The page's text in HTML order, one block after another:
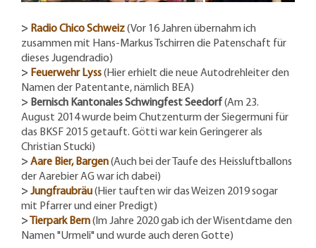
> Radio Chico Schweiz (Vor 16 Jahren übernahm ich
zusammen mit Hans-Markus Tschirren die Patenschaft für
dieses Jugendradio)
> Feuerwehr Lyss(Hier erhielt die neue Autodrehleiter den
Namen der Patentante, nämlich BEA)
> Bernisch Kantonales Schwingfest Seedorf(Am 23.
August 2014 wurde beim Chutzenturm der Siegermuni für
das BKSF 2015 getauft. Götti war kein Geringerer als
Christian Stucki)
>Aare Bier, Bargen(Auch bei der Taufe des Heissluftballons
der Aarebier AG war ich dabei)
>Jungfraubräu(Hier tauften wir das Weizen 2019 sogar
mit Pfarrer und einer Predigt)
>
Tierpark Bern(Im Jahre 2020 gab ich der Wisentdame den
Namen "Urmeli" und wurde auch deren Gotte)